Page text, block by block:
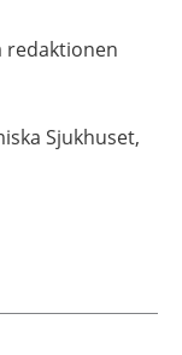
redaktionen
Sjukhuset,